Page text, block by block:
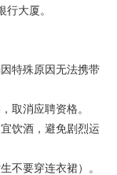
大厦。
特殊原因无法携带
取消应聘资格。
饮酒，避免剧烈运
不要穿连衣裙）。